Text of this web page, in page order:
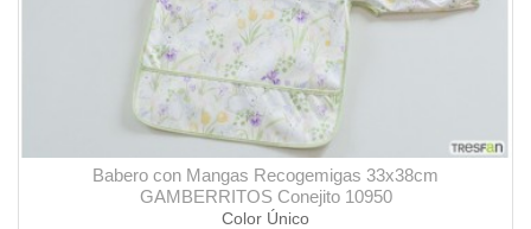
Babero con Mangas Recogemigas 33x38cm
GAMBERRITOS Conejito 10950
Color Único